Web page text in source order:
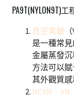
PA9T(NYLON9T)
真空電鍍
是一種常
金屬蒸發
方法可以
其外觀質感
NCVM、VM